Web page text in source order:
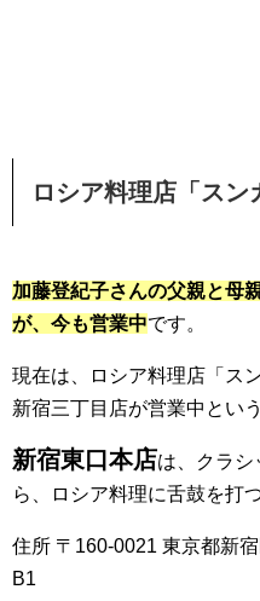
ロシア料理店「スン
加藤登紀子さんの父親と母
が、今も営業中です。
現在は、ロシア料理店「ス
新宿三丁目店が営業中とい
新宿東口本店は、クラ
ら、ロシア料理に舌鼓を打
住所 〒160-0021 東京都新
B1